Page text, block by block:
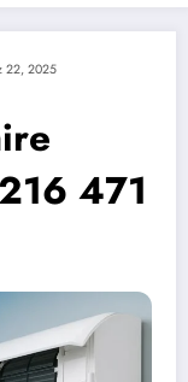
22, 2025
471